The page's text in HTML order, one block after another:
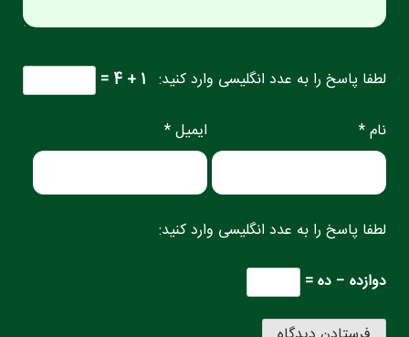
لطفا پاسخ را به عدد انگلیسی وارد کنید: 1 + 4 =
نام * ایمیل *
لطفا پاسخ را به عدد انگلیسی وارد کنید:
دوازده − ده =